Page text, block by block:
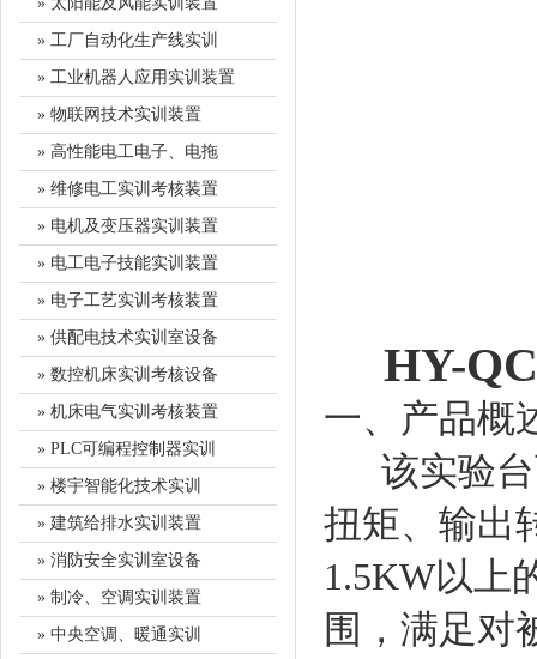
» 工厂自动化生产线实训
» 工业机器人应用实训装置
» 物联网技术实训装置
» 高性能电工电子、电拖
» 维修电工实训考核装置
» 电机及变压器实训装置
» 电工电子技能实训装置
» 电子工艺实训考核装置
» 供配电技术实训室设备
» 数控机床实训考核设备
» 机床电气实训考核装置
» PLC可编程控制器实训
» 楼宇智能化技术实训
» 建筑给排水实训装置
» 消防安全实训室设备
» 制冷、空调实训装置
» 中央空调、暖通实训
HY-
一、产品概
该实验台
扭矩、输出
1.5KW以上
围，满足对